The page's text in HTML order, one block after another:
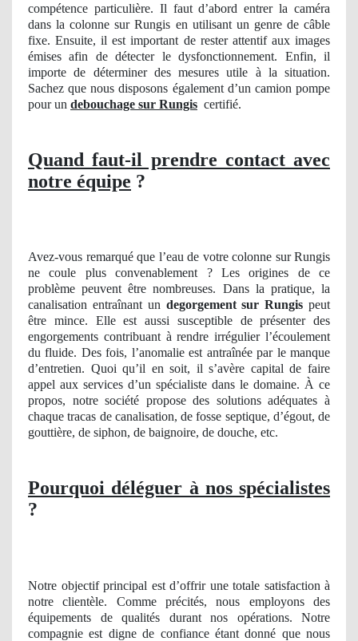
compétence particulière. Il faut d’abord entrer la caméra
dans la colonne sur Rungis en utilisant un genre de câble
fixe. Ensuite, il est important de rester attentif aux images
émises afin de détecter le dysfonctionnement. Enfin, il
importe de déterminer des mesures utile à la situation.
Sachez que nous disposons également d’un camion pompe
pour un debouchage sur Rungis certifié.
Quand faut-il prendre contact avec
notre équipe ?
Avez-vous remarqué que l’eau de votre colonne sur Rungis
ne coule plus convenablement ? Les origines de ce
problème peuvent être nombreuses. Dans la pratique, la
canalisation entraînant un degorgement sur Rungis peut
être mince. Elle est aussi susceptible de présenter des
engorgements contribuant à rendre irrégulier l’écoulement
du fluide. Des fois, l’anomalie est antraînée par le manque
d’entretien. Quoi qu’il en soit, il s’avère capital de faire
appel aux services d’un spécialiste dans le domaine. À ce
propos, notre société propose des solutions adéquates à
chaque tracas de canalisation, de fosse septique, d’égout, de
gouttière, de siphon, de baignoire, de douche, etc.
Pourquoi déléguer à nos spécialistes
?
Notre objectif principal est d’offrir une totale satisfaction à
notre clientèle. Comme précités, nous employons des
équipements de qualités durant nos opérations. Notre
compagnie est digne de confiance étant donné que nous